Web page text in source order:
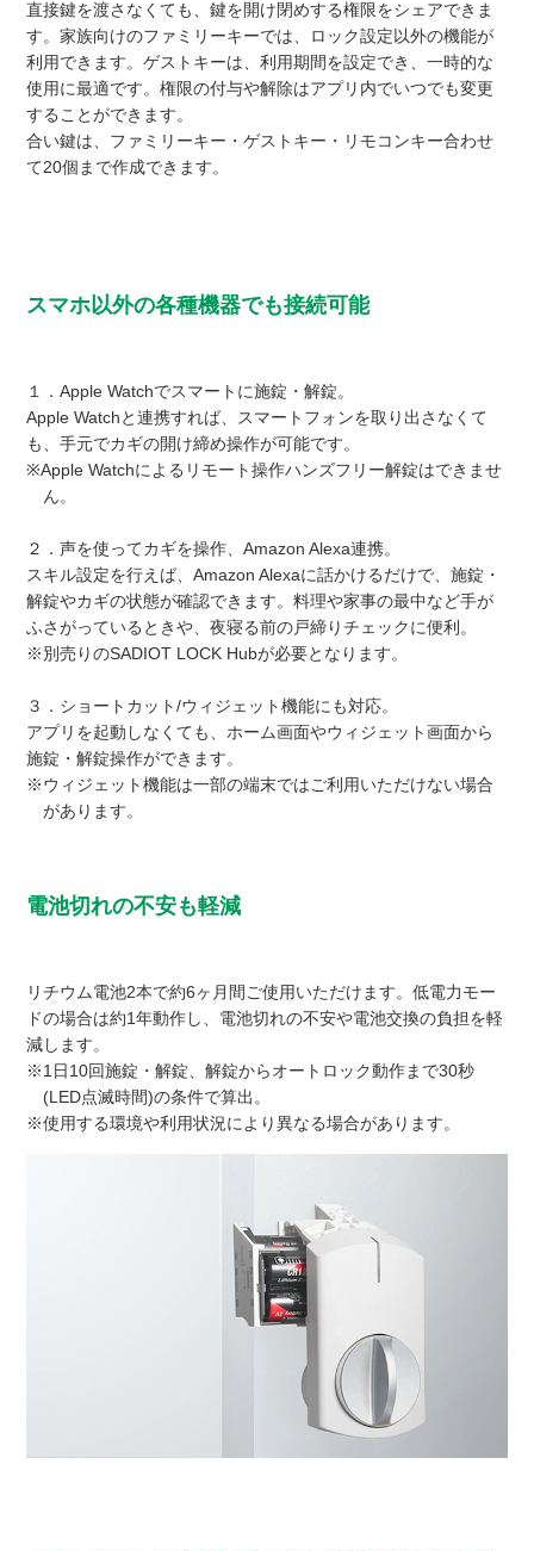
直接鍵を渡さなくても、鍵を開け閉めする権限をシェアできま
す。家族向けのファミリーキーでは、ロック設定以外の機能が
利用できます。ゲストキーは、利用期間を設定でき、一時的な
使用に最適です。権限の付与や解除はアプリ内でいつでも変更
することができます。
合い鍵は、ファミリーキー・ゲストキー・リモコンキー合わせ
て20個まで作成できます。
スマホ以外の各種機器でも接続可能
１．Apple Watchでスマートに施錠・解錠。
Apple Watchと連携すれば、スマートフォンを取り出さなくて
も、手元でカギの開け締め操作が可能です。
※Apple Watchによるリモート操作ハンズフリー解錠はできませ
ん。
２．声を使ってカギを操作、Amazon Alexa連携。
スキル設定を行えば、Amazon Alexaに話かけるだけで、施錠・
解錠やカギの状態が確認できます。料理や家事の最中など手が
ふさがっているときや、夜寝る前の戸締りチェックに便利。
※別売りのSADIOT LOCK Hubが必要となります。
３．ショートカット/ウィジェット機能にも対応。
アプリを起動しなくても、ホーム画面やウィジェット画面から
施錠・解錠操作ができます。
※ウィジェット機能は一部の端末ではご利用いただけない場合
があります。
電池切れの不安も軽減
リチウム電池2本で約6ヶ月間ご使用いただけます。低電力モー
ドの場合は約1年動作し、電池切れの不安や電池交換の負担を軽
減します。
※1日10回施錠・解錠、解錠からオートロック動作まで30秒
(LED点滅時間)の条件で算出。
※使用する環境や利用状況により異なる場合があります。